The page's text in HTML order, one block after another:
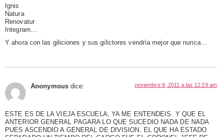
Ignis
Natura
Renovatur
Integram…
Y ahora con las giliciones y sus gilictores vendría mejor que nunca…
Anonymous dice: noviembre 8, 2011 a las 12:29 am
ESTE ES DE LA VIEJA ESCUELA, YA ME ENTENDEIS. Y QUE EL
ANTERIOR GENERAL PAGARA LO QUE SUCEDIO NADA DE NADA
PUES ASCENDIO A GENERAL DE DIVISION. EL QUE HA ESTADO